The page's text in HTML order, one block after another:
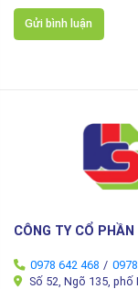
Gửi bình luận
CÔNG TY CỔ
0978 642 468 /
Số 52, Ngõ 135,